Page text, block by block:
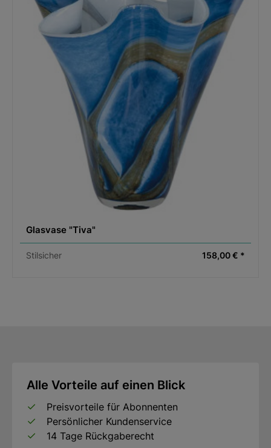
Glasvase "Tiva"
Stilsicher 158,00 € *
Alle Vorteile auf einen Blick
Preisvorteile für Abonnenten
Persönlicher Kundenservice
14 Tage Rückgaberecht